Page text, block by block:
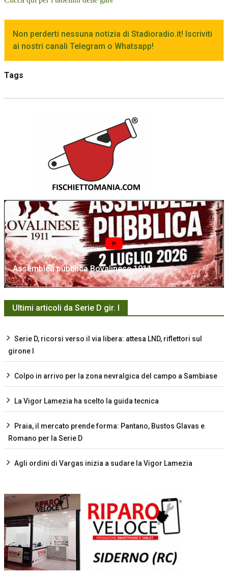
Non perderti nessuna notizia di Stadioradio.it! Iscriviti
ai nostri canali Telegram o Whatsapp!
Tags
Assemblea pubblica Bovalinese 1911
Ultimi articoli da Serie D gir. I
Serie D, ricorsi verso il via libera: attesa LND, riflettori sul
girone I
Colpo in arrivo per la zona nevralgica del campo a Sambiase
La Vigor Lamezia ha scelto la guida tecnica
Praia, il mercato prende forma: Pantano, Bustos Glavas e
Romano per la Serie D
Agli ordini di Vargas inizia a sudare la Vigor Lamezia